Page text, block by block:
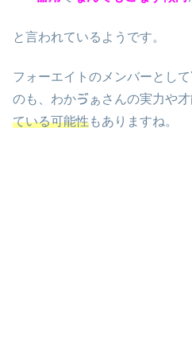
と言われているようです。
フォーエイトのメンバーとし
のも、わかゔぁさんの実力や
ている可能性もありますね。